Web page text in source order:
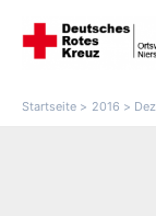
Inhalt
springen
Startseite 2016